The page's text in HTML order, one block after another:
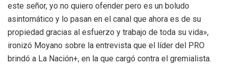
este señor, yo no quiero ofender pero es un boludo
asintomático y lo pasan en el canal que ahora es de su
propiedad gracias al esfuerzo y trabajo de toda su vida»,
ironizó Moyano sobre la entrevista que el líder del PRO
brindó a La Nación+, en la que cargó contra el gremialista.